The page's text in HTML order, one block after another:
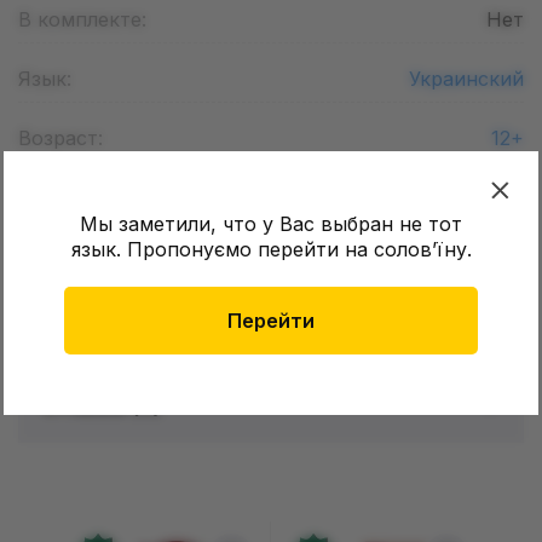
Мы заметили, что у Вас выбран не тот
язык. Пропонуємо перейти на соловʼїну.
Перейти
В комплекте: Нет
Язык: Украинский
Возраст: 12+
165 х 250мм
Количество страниц: